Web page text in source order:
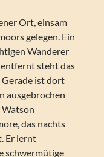
Ort, einsam
gelegen. Ein
Wanderer
steht das
ist dort
ausgebrochen
Watson
das nachts
Er lernt
schwermütige